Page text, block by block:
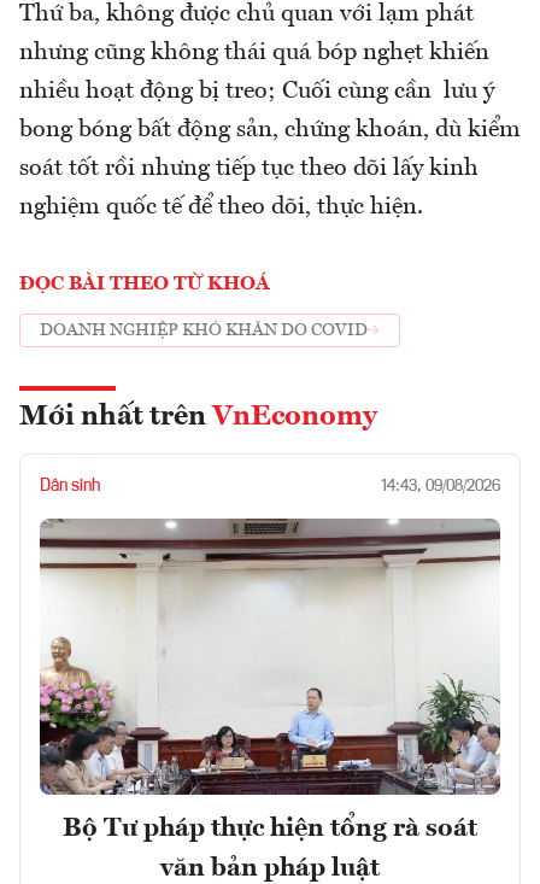
Thứ ba, không được chủ quan với lạm phát
nhưng cũng không thái quá bóp nghẹt khiến
nhiều hoạt động bị treo; Cuối cùng cần lưu ý
bong bóng bất động sản, chứng khoán, dù kiểm
soát tốt rồi nhưng tiếp tục theo dõi lấy kinh
nghiệm quốc tế để theo dõi, thực hiện.
ĐỌC BÀI THEO TỪ KHOÁ
DOANH NGHIỆP KHÓ KHĂN DO COVID
Mới nhất trên VnEconomy
Dân sinh 14:43, 09/08/2026
Bộ Tư pháp thực hiện tổng rà soát
văn bản pháp luật